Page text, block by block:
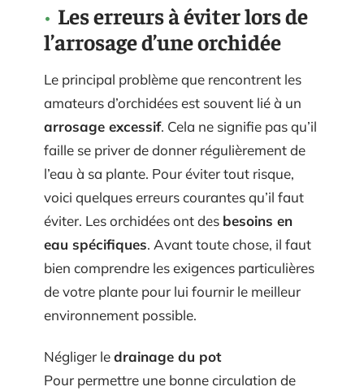
Les erreurs à éviter lors de
l’arrosage d’une orchidée
Le principal problème que rencontrent les
amateurs d’orchidées est souvent lié à un
arrosage excessif. Cela ne signifie pas qu’il
faille se priver de donner régulièrement de
l’eau à sa plante. Pour éviter tout risque,
voici quelques erreurs courantes qu’il faut
éviter. Les orchidées ont des besoins en
eau spécifiques. Avant toute chose, il faut
bien comprendre les exigences particulières
de votre plante pour lui fournir le meilleur
environnement possible.
Négliger ledrainage du pot
Pour permettre une bonne circulation de